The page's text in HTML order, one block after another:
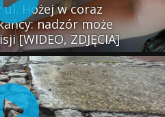
Hożej w coraz
nadzór może
[WIDEO, ZDJĘCIA]